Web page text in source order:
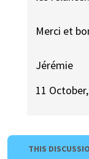
Merci et
Jérémie
11
THIS